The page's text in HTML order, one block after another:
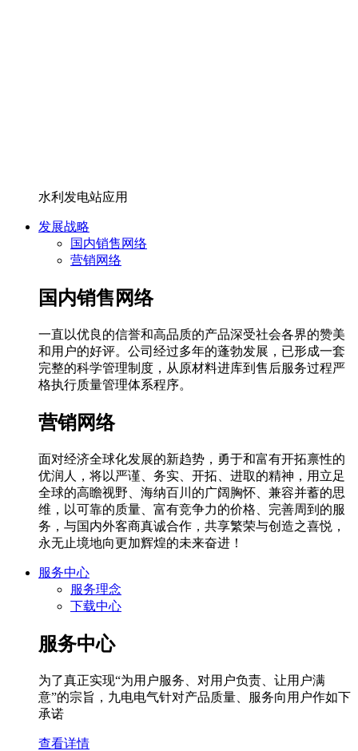
水利发电站应用
发展战略
国内销售网络
营销网络
国内销售网络
一直以优良的信誉和高品质的产品深受社会各界的赞美
和用户的好评。公司经过多年的蓬勃发展，已形成一套
完整的科学管理制度，从原材料进库到售后服务过程严
格执行质量管理体系程序。
营销网络
面对经济全球化发展的新趋势，勇于和富有开拓禀性的
优润人，将以严谨、务实、开拓、进取的精神，用立足
全球的高瞻视野、海纳百川的广阔胸怀、兼容并蓄的思
维，以可靠的质量、富有竞争力的价格、完善周到的服
务，与国内外客商真诚合作，共享繁荣与创造之喜悦，
永无止境地向更加辉煌的未来奋进！
服务中心
服务理念
下载中心
服务中心
为了真正实现“为用户服务、对用户负责、让用户满
意”的宗旨，九电电气针对产品质量、服务向用户作如下
承诺
查看详情